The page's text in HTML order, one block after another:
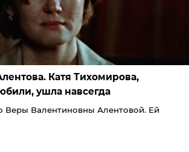
Катя Тихомирова,
ушла навсегда
Веры Валентиновны Алентовой. Ей